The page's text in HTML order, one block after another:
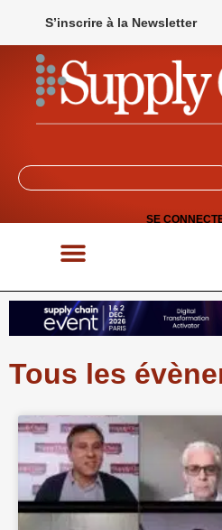
S’inscrire à la Newsletter
SE
Tous les